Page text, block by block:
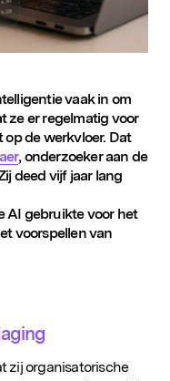
vaak in om
ze er regelmatig voor
de werkvloer. Dat
, onderzoeker aan de
deed vijf jaar lang
AI gebruikte voor het
voorspellen van
zij organisatorische